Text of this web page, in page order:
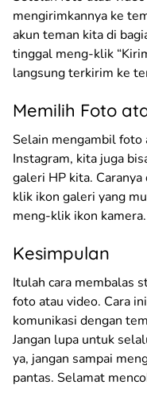
mengirimkannya ke
akun teman kita di
tinggal meng-klik
langsung terkirim ke
Memilih Foto
Selain mengambil foto
Instagram, kita juga
galeri HP kita.
klik ikon galeri yang
meng-klik ikon kamera.
Kesimpulan
Itulah cara membalas
foto atau video. Cara
komunikasi dengan
Jangan lupa untuk
ya, jangan sampai
pantas. Selamat